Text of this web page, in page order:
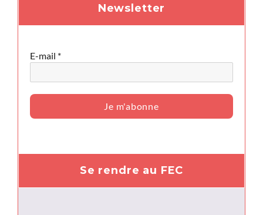
Newsletter
E-mail *
Se rendre au FEC